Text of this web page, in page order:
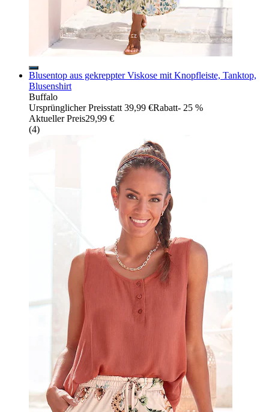
Blusentop aus gekreppter Viskose mit Knopfleiste, Tanktop,
Blusenshirt
Buffalo
Ursprünglicher Preisstatt 39,99 €Rabatt- 25 %
Aktueller Preis29,99 €
(4)